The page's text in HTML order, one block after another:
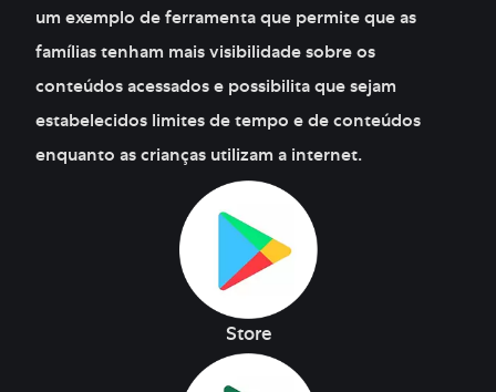
um exemplo de ferramenta que permite que as
famílias tenham mais visibilidade sobre os
conteúdos acessados e possibilita que sejam
estabelecidos limites de tempo e de conteúdos
enquanto as crianças utilizam a internet.
Store